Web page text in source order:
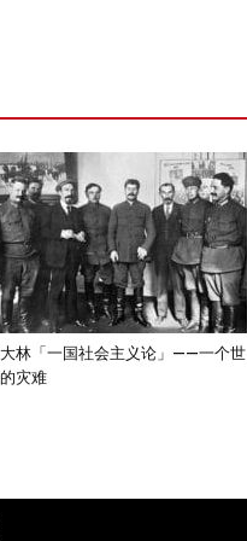
林「一国社会主义论」——一个世
灾难